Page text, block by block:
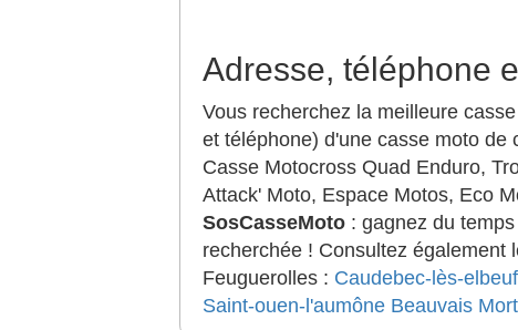
Adresse, téléphone
Vous recherchez la meilleure
et téléphone) d'une casse moto
Casse Motocross Quad Enduro,
Attack' Moto, Espace Motos, Eco
SosCasseMoto : gagnez du
recherchée ! Consultez également
Feuguerolles : Caudebec-lès-elbeuf
Saint-ouen-l'aumône Beauvais